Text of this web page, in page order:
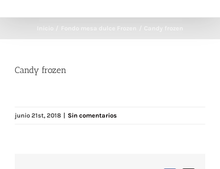
Inicio Fondo mesa dulce Frozen Candy frozen
Candy frozen
junio 21st, 2018 | Sin comentarios